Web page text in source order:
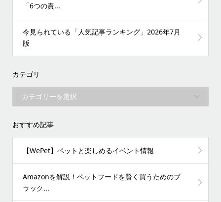
「6つの責...
今見られている「人気記事ランキング」2026年7月
版
カテゴリ
おすすめ記事
【WePet】ペットと楽しめるイベント情報
Amazonを解説！ペットフードを賢く買うためのブ
ラック...